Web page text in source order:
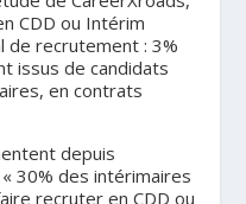
CDD ou Intérim
de recrutement : 3%
issus de candidats
en contrats
depuis
30% des intérimaires
recruter en CDD ou